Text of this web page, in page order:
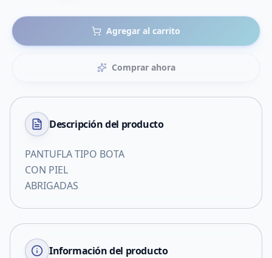
Agregar al carrito
Comprar ahora
Descripción del producto
PANTUFLA TIPO BOTA
CON PIEL
ABRIGADAS
Información del producto